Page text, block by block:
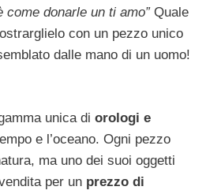
come donarle un ti amo”Quale
con un pezzo unico
dalle mano di un uomo!
unica di orologi e
e l’oceano. Ogni pezzo
ma uno dei suoi oggetti
per un prezzo di